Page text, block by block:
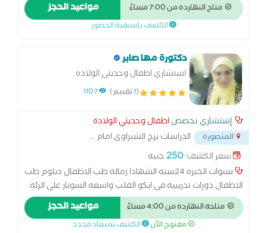
متاح النهاردة من 7:00 مساءً مواعيد الحجز
الكشف باسبقية الحضور
دكتورة مها صابر
استشارى اطفال وحديثى الولاده
(1 تقييم) 1107
إستشاري تخصصاطفال وحديثي الولادة
المنصورة الدراسات برج الشبراوى امام...
سعر الكشف:250جنيه
سنوات الخبره 24سنه الشهادا زماله طب الاطفال دبلوم طب
الاطفال دورات تدريبيه فى ايكو القلب واسعه السونار على الرئه
مدرب معتمد بالزماله المصريه لطب الاطفال المؤتمرات العلميه
التى شارك بالحضور فيها أكثر من 50مؤتمر
متاحة النهاردة من 4:00 مساءً مواعيد الحجز
مفتوح الآن الكشف بميعاد محدد